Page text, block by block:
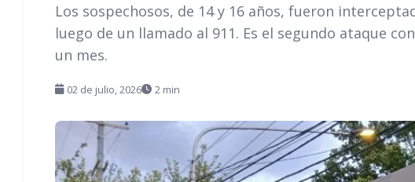
Los sospechosos, de 14 y 16 años, fueron
luego de un llamado al 911. Es el segundo ataque
un mes.
02 de julio, 2026 2 min